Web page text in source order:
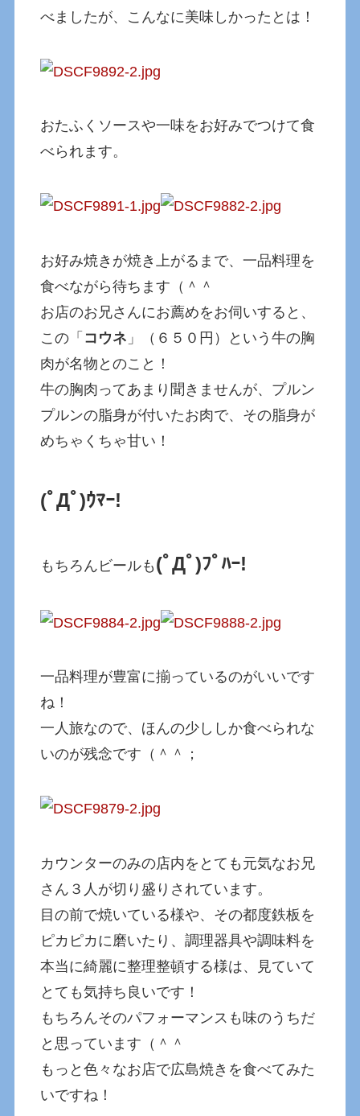
べましたが、こんなに美味しかったとは！
おたふくソースや一味をお好みでつけて食
べられます。
お好み焼きが焼き上がるまで、一品料理を
食べながら待ちます（＾＾
お店のお兄さんにお薦めをお伺いすると、
この「 コウネ 」（６５０円）という牛の胸
肉が名物とのこと！
牛の胸肉ってあまり聞きませんが、プルン
プルンの脂身が付いたお肉で、その脂身が
めちゃくちゃ甘い！
(ﾟДﾟ)ｳﾏｰ!
もちろんビールも (ﾟДﾟ)ﾌﾟﾊｰ!
一品料理が豊富に揃っているのがいいです
ね！
一人旅なので、ほんの少ししか食べられな
いのが残念です（＾＾；
カウンターのみの店内をとても元気なお兄
さん３人が切り盛りされています。
目の前で焼いている様や、その都度鉄板を
ピカピカに磨いたり、調理器具や調味料を
本当に綺麗に整理整頓する様は、見ていて
とても気持ち良いです！
もちろんそのパフォーマンスも味のうちだ
と思っています（＾＾
もっと色々なお店で広島焼きを食べてみた
いですね！